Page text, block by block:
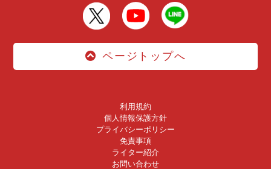
ページトップへ
利用規約
個人情報保護方針
プライバシーポリシー
免責事項
ライター紹介
お問い合わせ